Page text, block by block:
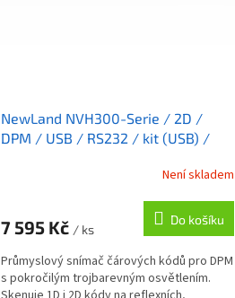
NewLand NVH300-Serie / 2D /
DPM / USB / RS232 / kit (USB) /
Není skladem
7 595 Kč / ks
Do košíku
Průmyslový snímač čárových kódů pro DPM
s pokročilým trojbarevným osvětlením.